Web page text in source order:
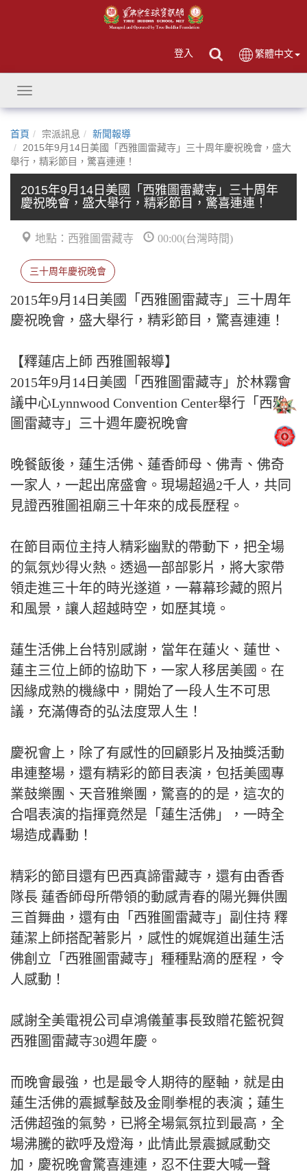
登入 繁體中文
Toggle
navigation
首頁 宗派訊息
新聞報導
2015年9月14日美國「西雅圖雷藏寺」三十周年慶祝晚會，盛大
舉行，精彩節目，驚喜連連！
2015年9月14日美國「西雅圖雷藏寺」三十周年
慶祝晚會，盛大舉行，精彩節目，驚喜連連！
地點：西雅圖雷藏寺 00:00(台灣時間)
三十周年慶祝晚會
2015年9月14日美國「西雅圖雷藏寺」三十周年
慶祝晚會，盛大舉行，精彩節目，驚喜連連！
【釋蓮店上師 西雅圖報導】
2015年9月14日美國「西雅圖雷藏寺」於林霧會
議中心Lynnwood Convention Center舉行「西雅
圖雷藏寺」三十週年慶祝晚會
晚餐飯後，蓮生活佛、蓮香師母、佛青、佛奇
一家人，一起出席盛會。現場超過2千人，共同
見證西雅圖祖廟三十年來的成長歴程。
在節目兩位主持人精彩幽默的帶動下，把全場
的氣氛炒得火熱。透過一部部影片，將大家帶
領走進三十年的時光遂道，一幕幕珍藏的照片
和風景，讓人超越時空，如歷其境。
蓮生活佛上台特別感謝，當年在蓮火、蓮世、
蓮主三位上師的協助下，一家人移居美國。在
因緣成熟的機緣中，開始了一段人生不可思
議，充滿傳奇的弘法度眾人生！
慶祝會上，除了有感性的回顧影片及抽獎活動
串連整場，還有精彩的節目表演，包括美國專
業鼓樂團、天音雅樂團，驚喜的的是，這次的
合唱表演的指揮竟然是「蓮生活佛」，一時全
場造成轟動！
精彩的節目還有巴西真諦雷藏寺，還有由香香
隊長 蓮香師母所帶領的動感青春的陽光舞供團
三首舞曲，還有由「西雅圖雷藏寺」副住持 釋
蓮潔上師搭配著影片，感性的娓娓道出蓮生活
佛創立「西雅圖雷藏寺」種種點滴的歷程，令
人感動！
感謝全美電視公司卓鴻儀董事長致贈花籃祝賀
西雅圖雷藏寺30週年慶。
而晚會最強，也是最令人期待的壓軸，就是由
蓮生活佛的震撼擊鼓及金剛拳棍的表演；蓮生
活佛超強的氣勢，已將全場氣氛拉到最高，全
場沸騰的歡呼及燈海，此情此景震撼感動交
加，慶祝晚會驚喜連連，忍不住要大喊一聲